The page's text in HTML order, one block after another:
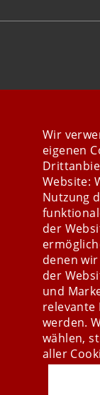
Wir
eigenen
Website:
Nutzung
der
denen
der
und
relevante
werden.
wählen,
aller